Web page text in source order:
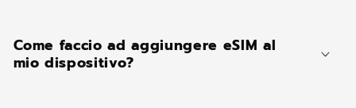
Come faccio ad aggiungere eSIM al
mio dispositivo?